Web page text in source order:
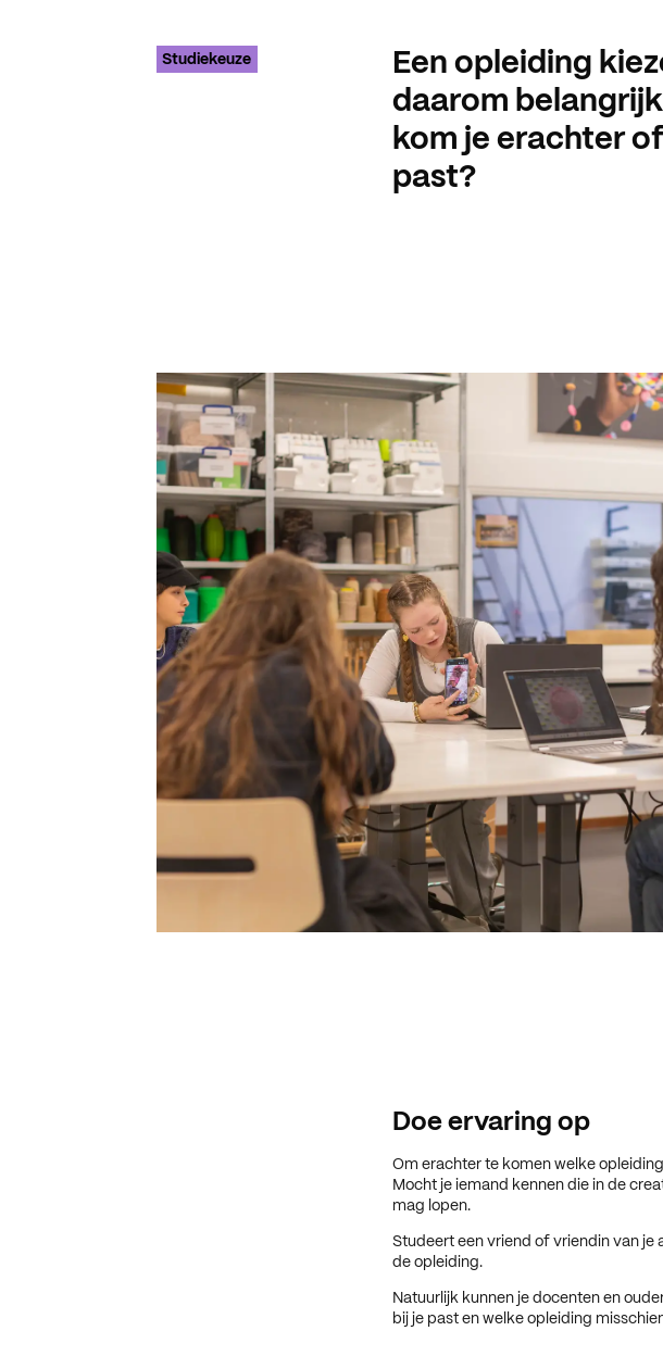
Studiekeuze
Een opleiding
daarom
kom je erachter
past?
Doe ervaring op
Om erachter te komen welke
Mocht je iemand kennen die in de
mag lopen.
Studeert een vriend of vriendin van je
de opleiding.
Natuurlijk kunnen je docenten en
bij je past en welke opleiding